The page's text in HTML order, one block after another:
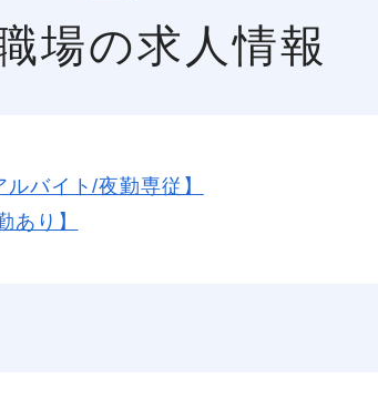
職場の求人情報
ルバイト/夜勤専従】
あり】